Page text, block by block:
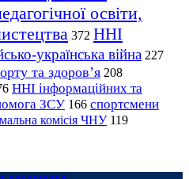
освіти,
372 ННІ
українська війна 227
та здоров’я 208
ННІ інформаційних та
ЗСУ 166 спортсмени
комісія ЧНУ 119